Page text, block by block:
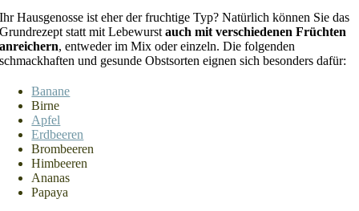
Ihr Hausgenosse ist eher der fruchtige Typ? Natürlich können Sie das
Grundrezept statt mit Lebewurstauch mit verschiedenen Früchten
anreichern, entweder im Mix oder einzeln. Die folgenden
schmackhaften und gesunde Obstsorten eignen sich besonders dafür:
Banane
Birne
Apfel
Erdbeeren
Brombeeren
Himbeeren
Ananas
Papaya